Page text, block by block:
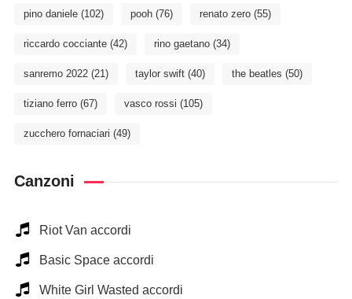
pino daniele(102) pooh(76) renato zero(55)
riccardo cocciante(42) rino gaetano(34)
sanremo 2022(21) taylor swift(40) the beatles (50)
tiziano ferro(67) vasco rossi (105)
zucchero fornaciari (49)
Canzoni
Riot Van accordi
Basic Space accordi
White Girl Wasted accordi